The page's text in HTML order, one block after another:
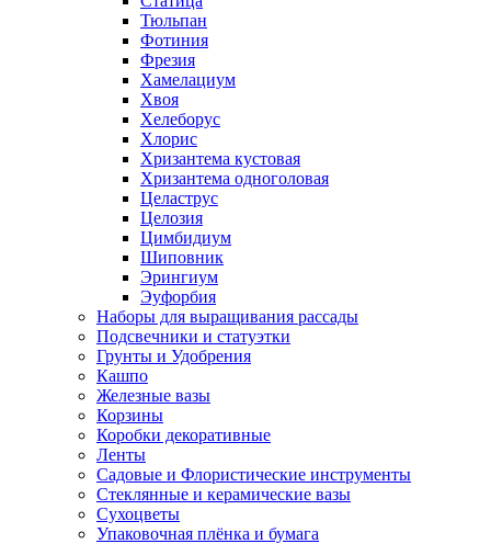
Тюльпан
Фотиния
Фрезия
Хамелациум
Хвоя
Хелеборус
Хлорис
Хризантема кустовая
Хризантема одноголовая
Целаструс
Целозия
Цимбидиум
Шиповник
Эрингиум
Эуфорбия
Наборы для выращивания рассады
Подсвечники и статуэтки
Грунты и Удобрения
Кашпо
Железные вазы
Корзины
Коробки декоративные
Ленты
Садовые и Флористические инструменты
Стеклянные и керамические вазы
Сухоцветы
Упаковочная плёнка и бумага